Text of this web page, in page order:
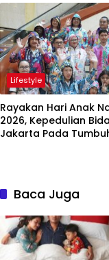
Lifestyle
Rayakan Hari Anak
2026, Kepedulian
Jakarta Pada
Baca Juga